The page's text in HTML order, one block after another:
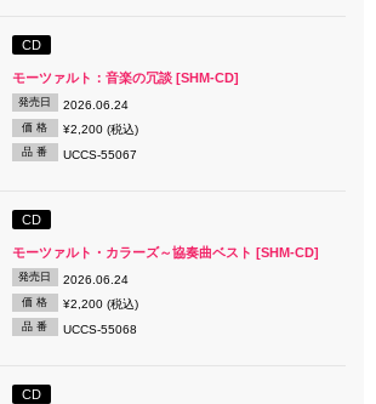
CD
モーツァルト：音楽の冗談 [SHM-CD]
発売日 2026.06.24
価 格 ¥2,200 (税込)
品 番 UCCS-55067
CD
モーツァルト・カラーズ～協奏曲ベスト [SHM-CD]
発売日 2026.06.24
価 格 ¥2,200 (税込)
品 番 UCCS-55068
CD